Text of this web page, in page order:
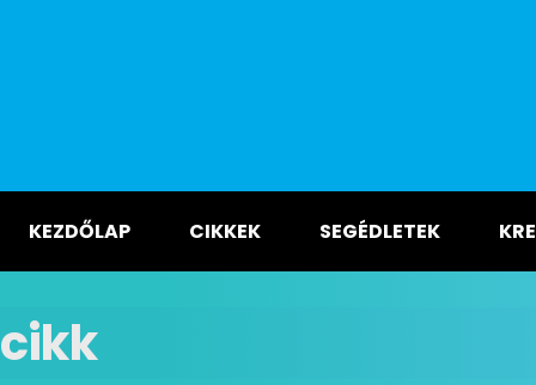
KEZDŐLAP CIKKEK SEGÉDLETEK
cikk